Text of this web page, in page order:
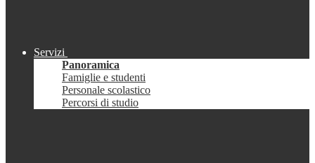
Servizi
Panoramica
Famiglie e studenti
Personale scolastico
Percorsi di studio